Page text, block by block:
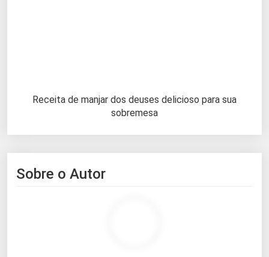
Receita de manjar dos deuses delicioso para sua
sobremesa
Sobre o Autor